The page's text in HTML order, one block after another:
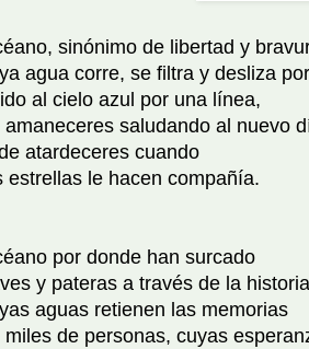
sinónimo de libertad y
corre, se filtra y desliza por
cielo azul por una línea,
saludando al nuevo
cuando
le hacen compañía.
por donde han surcado
pateras a través de la
retienen las memorias
de personas, cuyas